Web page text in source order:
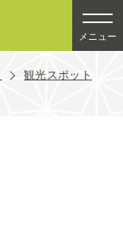
メニュー
観光スポット